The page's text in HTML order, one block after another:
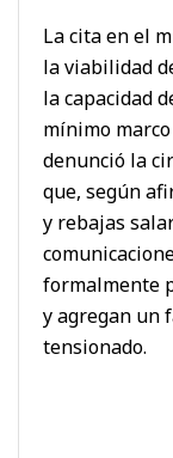
La cita en el
la viabilidad
la capacidad
mínimo
denunció la
que, según
y rebajas
formalmente
y agregan un
tensionado.